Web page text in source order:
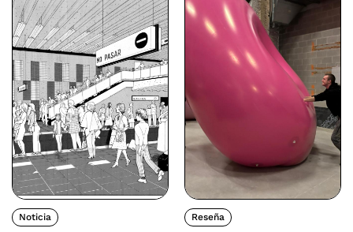
Noticia Reseña